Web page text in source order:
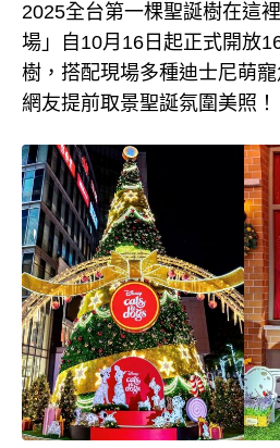
2025全台第一棵聖誕樹在這
場」自10月16日起正式開放
樹，搭配現場多種迪士尼萌
網友提前取景聖誕氛圍美照！